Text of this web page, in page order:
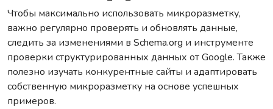
Чтобы максимально использовать микроразметку,
важно регулярно проверять и обновлять данные,
следить за изменениями в Schema.org и инструменте
проверки структурированных данных от Google. Также
полезно изучать конкурентные сайты и адаптировать
собственную микроразметку на основе успешных
примеров.